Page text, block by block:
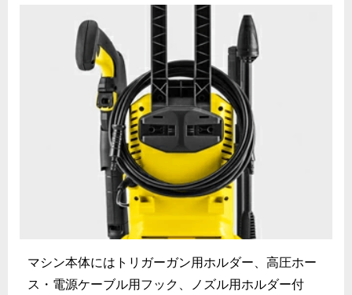
マシン本体にはトリガーガン用ホルダー、高圧ホー
ス・電源ケーブル用フック、ノズル用ホルダー付